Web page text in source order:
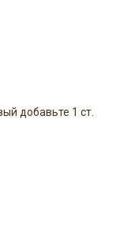
добавьте 1 ст.